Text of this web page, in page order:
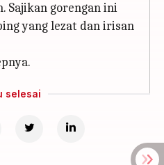
Sajikan gorengan ini
yang lezat dan irisan
selesai